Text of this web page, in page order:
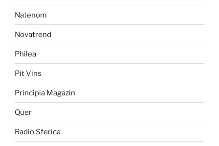
Natenom
Novatrend
Philea
Pit Vins
Principia Magazin
Quer
Radio Sferica